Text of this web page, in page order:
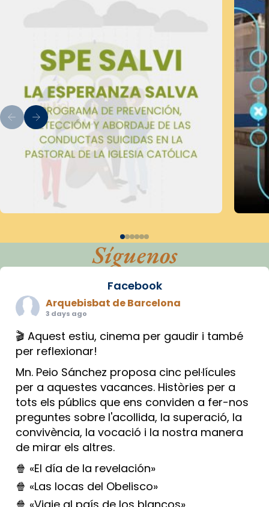
Síguenos
Facebook
Arquebisbat de Barcelona
3 days ago
🎬 Aquest estiu, cinema per gaudir i també
per reflexionar!
Mn. Peio Sánchez proposa cinc pel·lícules
per a aquestes vacances. Històries per a
tots els públics que ens conviden a fer-nos
preguntes sobre l'acollida, la superació, la
convivència, la vocació i la nostra manera
de mirar els altres.
🍿 «El día de la revelación»
🍿 «Las locas del Obelisco»